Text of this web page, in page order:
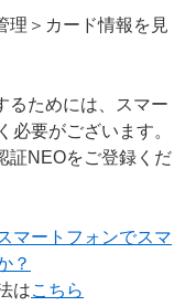
理＞カード情報を見
るためには、スマー
必要がございます。
証NEOをご登録くだ
マートフォンでスマ
？
はこちら